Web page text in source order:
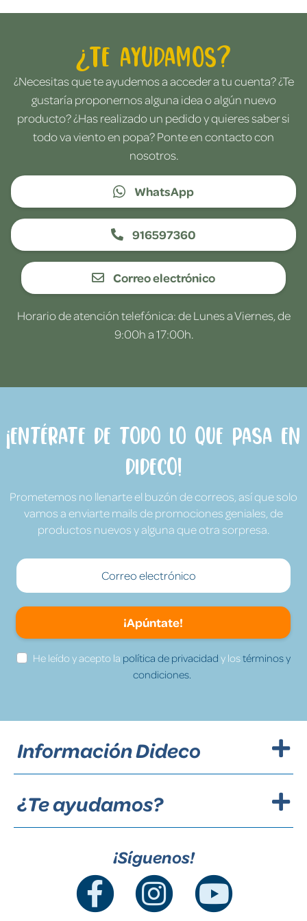
¿Te ayudamos?
¿Necesitas que te ayudemos a acceder a tu cuenta? ¿Te
gustaría proponernos alguna idea o algún nuevo
producto? ¿Has realizado un pedido y quieres saber si
todo va viento en popa? Ponte en contacto con
nosotros.
WhatsApp
916597360
Correo electrónico
Horario de atención telefónica: de Lunes a Viernes, de
9:00h a 17:00h.
¡Entérate de todo lo que pasa en
Dideco!
Prometemos no llenarte el buzón de correos, así que solo
vamos a enviarte mails de promociones geniales, de
productos nuevos y alguna que otra sorpresa.
¡Apúntate!
He leído y acepto la política de privacidad y lostérminos y
condiciones.
Información Dideco
¿Te ayudamos?
¡Síguenos!